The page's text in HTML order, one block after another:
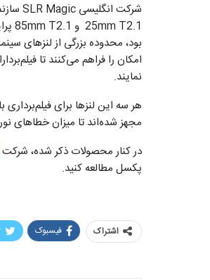
بود، محدوده بزرگی از لنز‌های
امکان را فراهم می‌کنند تا
نمایند.
مجهز شده‌اند تا میزان خطاهای
در کنار محصولات ذکر شده، شرکت
پکسل مطالعه کنید.
اشتراک فیسبوک